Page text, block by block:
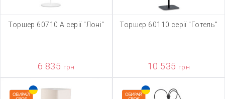
Торшер 60710 А серії "Лонi"
6 835 грн
Торшер 60110 серії "Готель"
10 535 грн